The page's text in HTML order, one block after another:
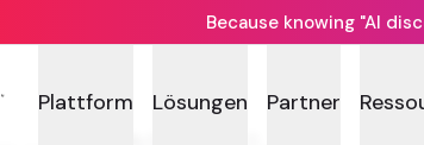
Because knowing "AI
Plattform Lösungen Partner